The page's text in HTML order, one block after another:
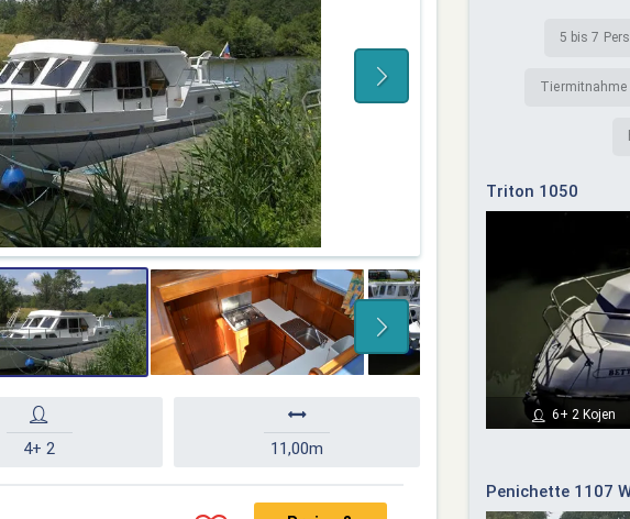
4+ 2 11,00m
5 bis 7
Tiermitnahme
Triton 1050
6+ 2 Kojen
Penichette 1107